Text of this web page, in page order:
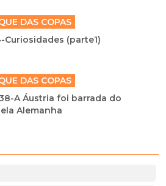
DAS COPAS
Curiosidades (parte1)
DAS COPAS
A Áustria foi barrada do
Alemanha